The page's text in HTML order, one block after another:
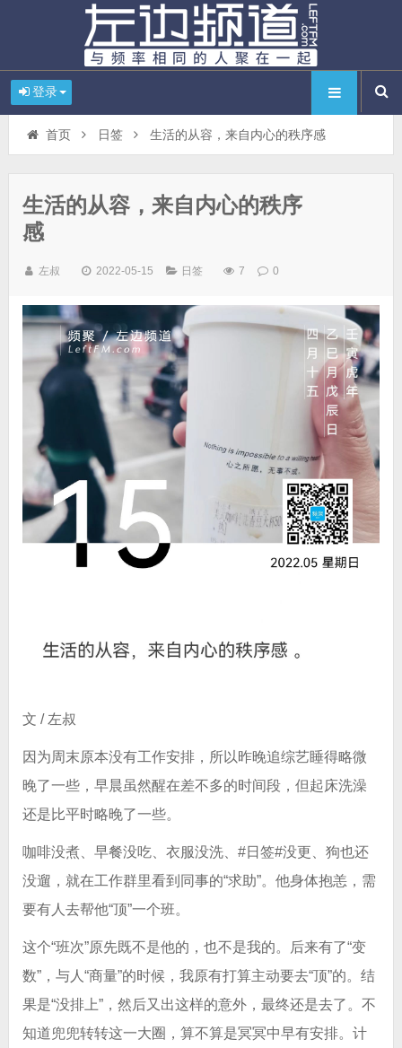
登录
首页 日签 生活的从容，来自内心的秩序感
生活的从容，来自内心的秩序
感
左叔 2022-05-15 日签 7 0
文 / 左叔
因为周末原本没有工作安排，所以昨晚追综艺睡得略微
晚了一些，早晨虽然醒在差不多的时间段，但起床洗澡
还是比平时略晚了一些。
咖啡没煮、早餐没吃、衣服没洗、#日签#没更、狗也还
没遛，就在工作群里看到同事的“求助”。他身体抱恙，需
要有人去帮他“顶”一个班。
这个“班次”原先既不是他的，也不是我的。后来有了“变
数”，与人“商量”的时候，我原有打算主动要去“顶”的。结
果是“没排上”，然后又出这样的意外，最终还是去了。不
知道兜兜转转这一大圈，算不算是冥冥中早有安排。计